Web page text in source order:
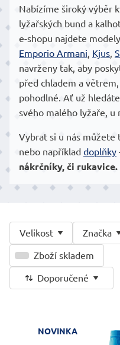
Nabízíme široký výběr
lyžařských bund a
e-shopu najdete
Emporio Armani, Kjus,
navrženy tak, aby
před chladem a
pohodlné. Ať už
svého malého lyžaře, u
Vybrat si u nás můžete
nebo například doplňky
nákrčníky, či rukavice.
Velikost Značka
Zboží skladem
Doporučené
NOVINKA